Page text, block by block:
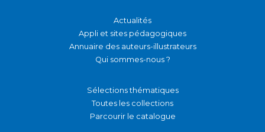
Actualités
Appli et sites pédagogiques
Annuaire des auteurs-illustrateurs
Qui sommes-nous ?
Sélections thématiques
Toutes les collections
Parcourir le catalogue